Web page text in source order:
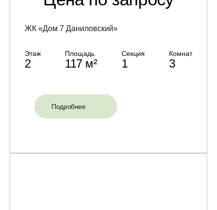
ЖК «Дом 7 Даниловский»
Этаж
2
Площадь
117 м²
Секция
1
Комнат
3
Подробнее